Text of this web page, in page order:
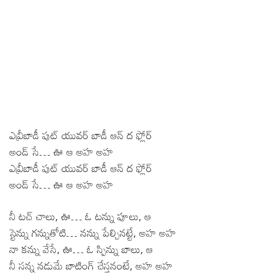
ఎవ్రీబాడీ పుట్ యువర్ బాడీ ఆన్ ద ఫ్లోర్
అండ్ సే… ఊ ఆ అహ అహ
ఎవ్రీబాడీ పుట్ యువర్ బాడీ ఆన్ ద ఫ్లోర్
అండ్ సే… ఊ ఆ అహ అహ
నీ టచ్ చాలు, ఊ… ఓ టన్ను పూలు, ఆ
స్టెన్ను గన్నుతోటి… నన్ను పేల్చినట్టే, అహ అహ
నా కన్ను వేసే, ఊ… ఓ స్పిన్ను బాలు, ఆ
నీ సన్న నడుమే బాటింగ్ చేస్తనంటే, అహ అహ